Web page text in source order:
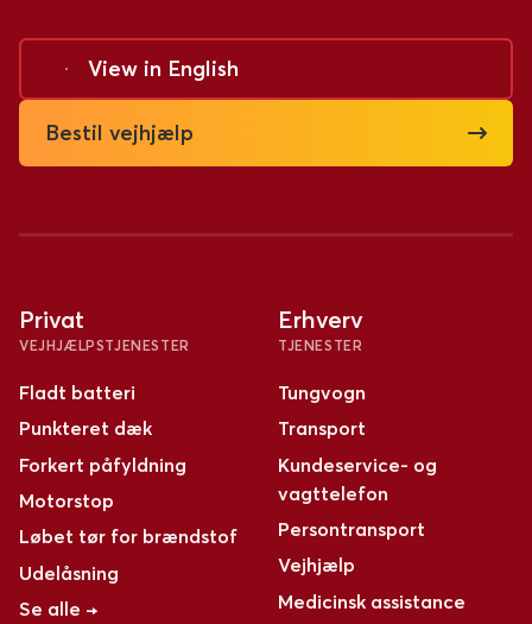
View in English
Bestil vejhjælp
Privat
VEJHJÆLPSTJENESTER
Fladt batteri
Punkteret dæk
Forkert påfyldning
Motorstop
Løbet tør for brændstof
Udelåsning
Se alle →
Erhverv
TJENESTER
Tungvogn
Transport
Kundeservice- og
vagttelefon
Persontransport
Vejhjælp
Medicinsk assistance